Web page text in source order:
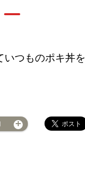
いつものポキ丼